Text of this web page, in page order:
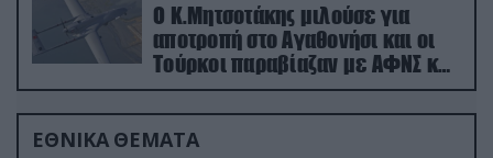
Ο Κ.Μητσοτάκης μιλούσε για
αποτροπή στο Αγαθονήσι και οι
Τούρκοι παραβίαζαν με ΑΦΝΣ και
drone
ΕΘΝΙΚΑ ΘΕΜΑΤΑ